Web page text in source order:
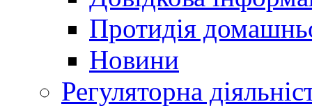
Протидія
Новини
Регуляторна